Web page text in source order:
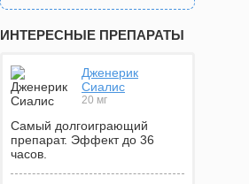
ИНТЕРЕСНЫЕ ПРЕПАРАТЫ
Дженерик
Сиалис
20 мг
Самый долгоиграющий
препарат. Эффект до 36
часов.